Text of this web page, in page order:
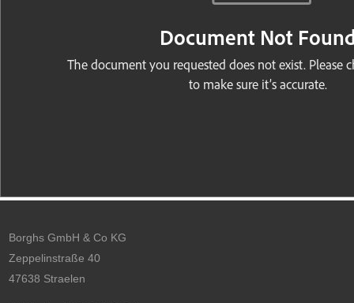
Borghs GmbH & Co KG
Zeppelinstraße 40
47638 Straelen